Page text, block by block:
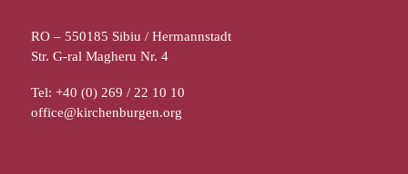
RO – 550185 Sibiu / Hermannstadt
Str. G-ral Magheru Nr. 4
Tel: +40 (0) 269 / 22 10 10
office@kirchenburgen.org